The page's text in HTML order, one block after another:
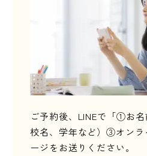
ご予約後、LINEで「①お
校名、学年など）③オンラ
ージをお送りください。